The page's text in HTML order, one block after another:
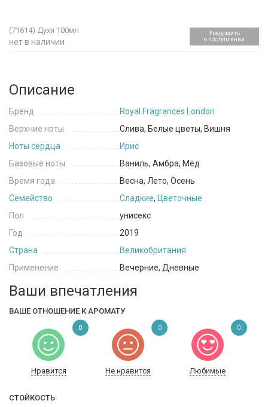
(71614) Духи 100мл
нет в наличии
Уведомить
о поступлении
Описание
Бренд
Royal Fragrances London
Верхние ноты
Слива, Белые цветы, Вишня
Ноты сердца
Ирис
Базовые ноты
Ваниль, Амбра, Мёд
Время года
Весна, Лето, Осень
Семейство
Сладкие, Цветочные
Пол
унисекс
Год
2019
Страна
Великобритания
Применение
Вечерние, Дневные
Ваши впечатления
ВАШЕ ОТНОШЕНИЕ К АРОМАТУ
Нравится Не нравится Любимые
0 0 0
СТОЙКОСТЬ